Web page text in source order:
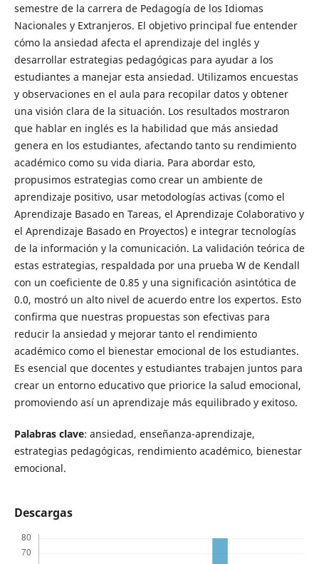
semestre de la carrera de Pedagogía de los Idiomas
Nacionales y Extranjeros. El objetivo principal fue entender
cómo la ansiedad afecta el aprendizaje del inglés y
desarrollar estrategias pedagógicas para ayudar a los
estudiantes a manejar esta ansiedad. Utilizamos encuestas
y observaciones en el aula para recopilar datos y obtener
una visión clara de la situación. Los resultados mostraron
que hablar en inglés es la habilidad que más ansiedad
genera en los estudiantes, afectando tanto su rendimiento
académico como su vida diaria. Para abordar esto,
propusimos estrategias como crear un ambiente de
aprendizaje positivo, usar metodologías activas (como el
Aprendizaje Basado en Tareas, el Aprendizaje Colaborativo y
el Aprendizaje Basado en Proyectos) e integrar tecnologías
de la información y la comunicación. La validación teórica de
estas estrategias, respaldada por una prueba W de Kendall
con un coeficiente de 0.85 y una significación asintótica de
0.0, mostró un alto nivel de acuerdo entre los expertos. Esto
confirma que nuestras propuestas son efectivas para
reducir la ansiedad y mejorar tanto el rendimiento
académico como el bienestar emocional de los estudiantes.
Es esencial que docentes y estudiantes trabajen juntos para
crear un entorno educativo que priorice la salud emocional,
promoviendo así un aprendizaje más equilibrado y exitoso.
Palabras clave: ansiedad, enseñanza-aprendizaje,
estrategias pedagógicas, rendimiento académico, bienestar
emocional.
Descargas